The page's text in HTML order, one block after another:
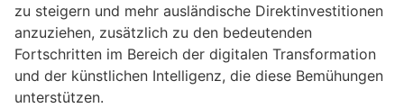
zu steigern und mehr ausländische Direktinvestitionen
anzuziehen, zusätzlich zu den bedeutenden
Fortschritten im Bereich der digitalen Transformation
und der künstlichen Intelligenz, die diese Bemühungen
unterstützen.